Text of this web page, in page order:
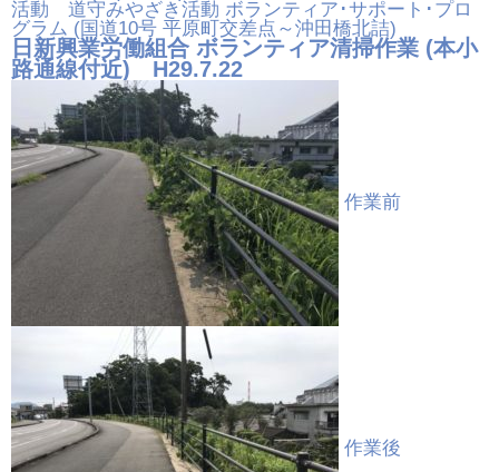
活動 道守みやざき活動 ボランティア･サポート･プロ
グラム (国道10号 平原町交差点～沖田橋北詰)
日新興業労働組合 ボランティア清掃作業 (本小
路通線付近) H29.7.22
作業前
作業後